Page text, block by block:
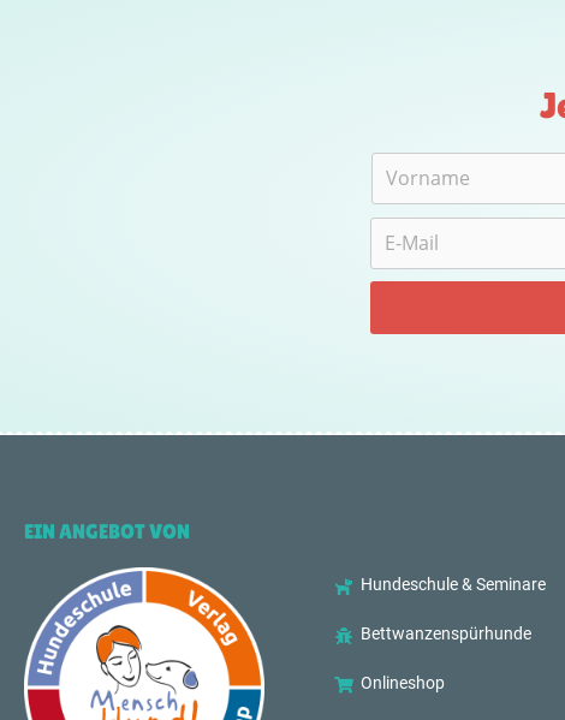
EIN ANGEBOT VON
Hundeschule & Seminare
Bettwanzenspürhunde
Onlineshop